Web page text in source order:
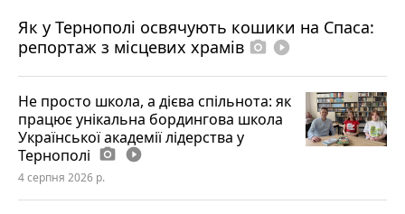
Як у Тернополі освячують кошики на Спаса:
репортаж з місцевих храмів photo_camera play_circle_filled
Не просто школа, а дієва спільнота: як
працює унікальна бордингова школа
Української академії лідерства у
Тернополі photo_camera play_circle_filled
4 серпня 2026 р.